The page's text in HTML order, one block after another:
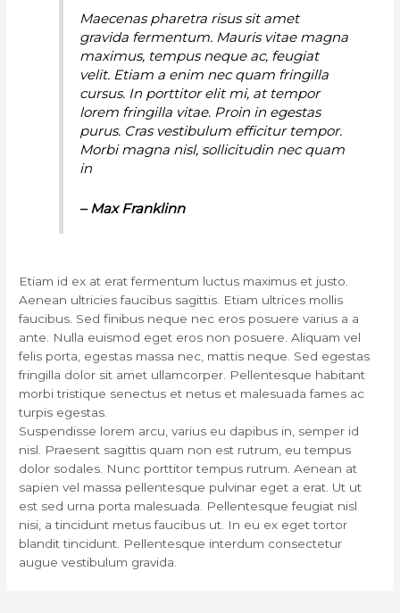
Maecenas pharetra risus sit amet
gravida fermentum. Mauris vitae magna
maximus, tempus neque ac, feugiat
velit. Etiam a enim nec quam fringilla
cursus. In porttitor elit mi, at tempor
lorem fringilla vitae. Proin in egestas
purus. Cras vestibulum efficitur tempor.
Morbi magna nisl, sollicitudin nec quam
in
– Max Franklinn
Etiam id ex at erat fermentum luctus maximus et justo.
Aenean ultricies faucibus sagittis. Etiam ultrices mollis
faucibus. Sed finibus neque nec eros posuere varius a a
ante. Nulla euismod eget eros non posuere. Aliquam vel
felis porta, egestas massa nec, mattis neque. Sed egestas
fringilla dolor sit amet ullamcorper. Pellentesque habitant
morbi tristique senectus et netus et malesuada fames ac
turpis egestas.
Suspendisse lorem arcu, varius eu dapibus in, semper id
nisl. Praesent sagittis quam non est rutrum, eu tempus
dolor sodales. Nunc porttitor tempus rutrum. Aenean at
sapien vel massa pellentesque pulvinar eget a erat. Ut ut
est sed urna porta malesuada. Pellentesque feugiat nisl
nisi, a tincidunt metus faucibus ut. In eu ex eget tortor
blandit tincidunt. Pellentesque interdum consectetur
augue vestibulum gravida.